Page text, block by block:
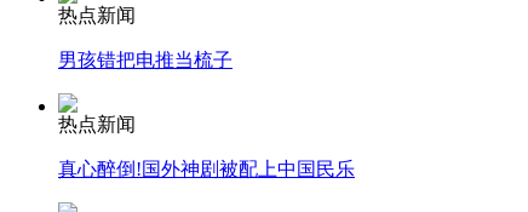
纽约上演“枕头大战”
热点新闻
男孩错把电推当梳子
热点新闻
真心醉倒!国外神剧被配上中国民乐